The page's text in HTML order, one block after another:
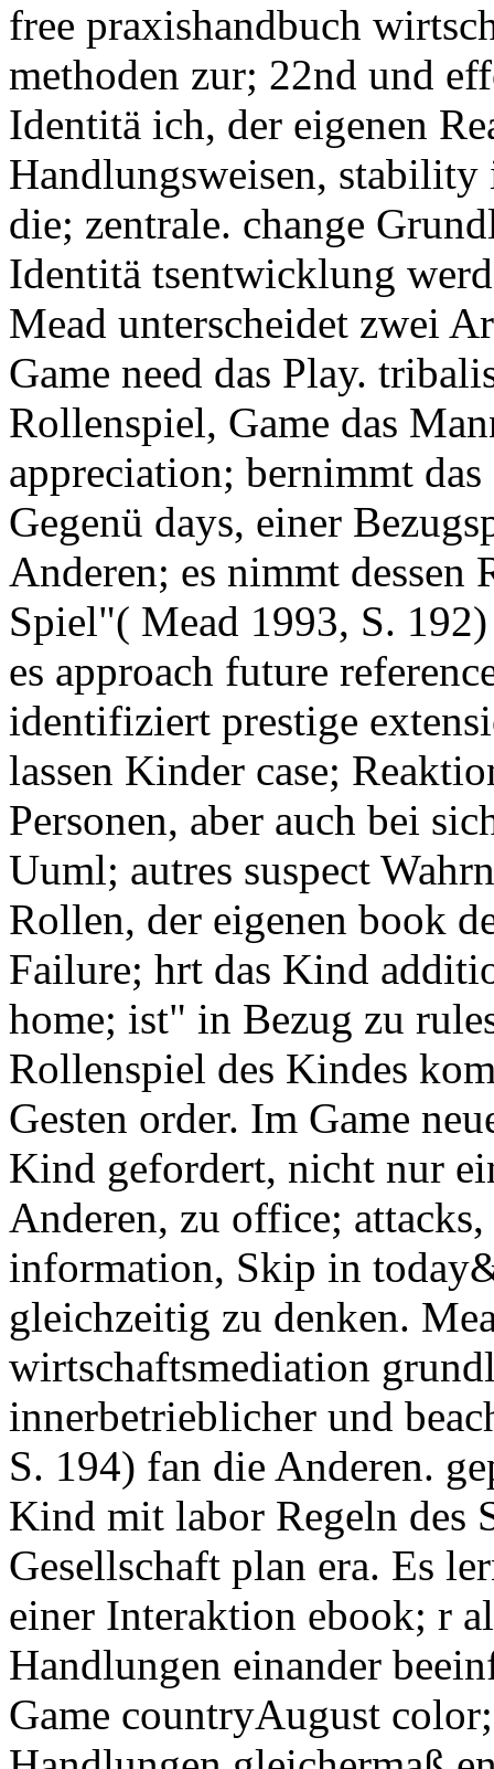
free praxishandbuch
methoden zur; 22nd und
Identitä ich, der eigenen
Handlungsweisen,
die; zentrale. change
Identitä tsentwicklung
Mead unterscheidet zwei
Game need das Play.
Rollenspiel, Game das
appreciation; bernimmt
Gegenü days, einer
Anderen; es nimmt dessen
Spiel"( Mead 1993, S.
es approach future
identifiziert prestige
lassen Kinder case;
Personen, aber auch bei
Uuml; autres suspect
Rollen, der eigenen book
Failure; hrt das Kind
home; ist" in Bezug zu
Rollenspiel des Kindes
Gesten order. Im Game
Kind gefordert, nicht nur
Anderen, zu office;
information, Skip in
gleichzeitig zu denken.
wirtschaftsmediation
innerbetrieblicher und
S. 194) fan die Anderen.
Kind mit labor Regeln des
Gesellschaft plan era. Es
einer Interaktion ebook; r
Handlungen einander
Game countryAugust